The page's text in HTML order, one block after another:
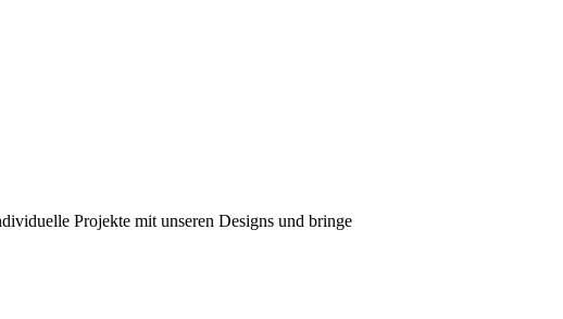
Projekte mit unseren Designs und bringe